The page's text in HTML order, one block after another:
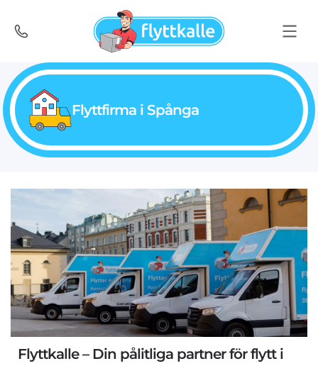
Flyttfirma i Spånga
Flyttkalle – Din pålitliga partner för flytt i